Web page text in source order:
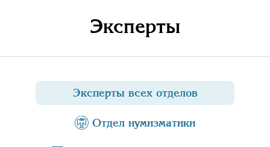
Эксперты
Эксперты всех отделов
Отдел нумизматики